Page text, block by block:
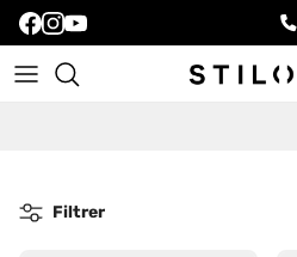
Filtrer